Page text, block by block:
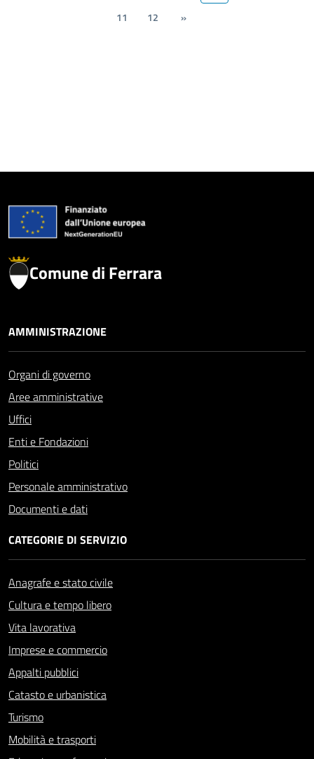
11
12 »
Comune di Ferrara
AMMINISTRAZIONE
Organi di governo
Aree amministrative
Uffici
Enti e Fondazioni
Politici
Personale amministrativo
Documenti e dati
CATEGORIE DI SERVIZIO
Anagrafe e stato civile
Cultura e tempo libero
Vita lavorativa
Imprese e commercio
Appalti pubblici
Catasto e urbanistica
Turismo
Mobilità e trasporti